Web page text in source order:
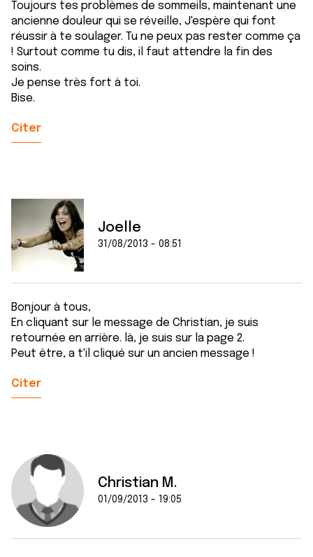
Toujours tes problèmes de sommeils, maintenant une
ancienne douleur qui se réveille, J'espère qui font
réussir à te soulager. Tu ne peux pas rester comme ça
! Surtout comme tu dis, il faut attendre la fin des
soins.
Je pense très fort à toi.
Bise.
Citer
Joelle
31/08/2013 - 08:51
Bonjour à tous,
En cliquant sur le message de Christian, je suis
retournée en arrière. là, je suis sur la page 2.
Peut être, a t'il cliqué sur un ancien message !
Citer
Christian M.
01/09/2013 - 19:05